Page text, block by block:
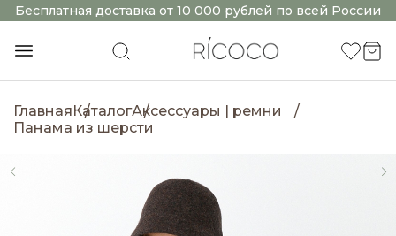
Бесплатная доставка от 10 000 рублей по всей России
ГлавнаяКаталогАксессуары | ремни
Панама из шерсти